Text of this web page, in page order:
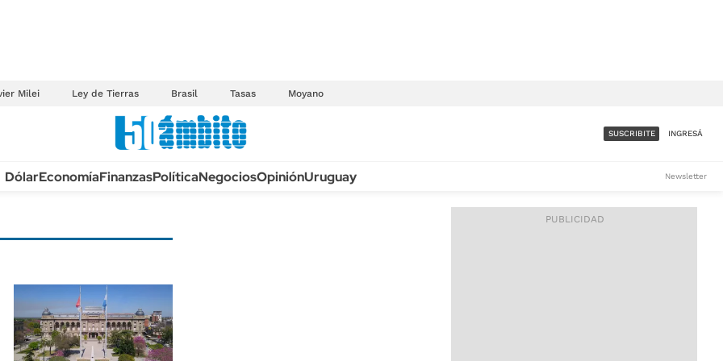
Milei Ley de Tierras Brasil Tasas Moyano
TECNOLOGÍA
OPINIÓN
INFORMACIÓN GENERAL
ESPECTÁCULOS
DEPORTES
ACCESO FULL - $1.800/MES
SUSCRIBITE INGRESÁ
DólarEconomíaFinanzasPolíticaNegociosOpiniónUruguay Newsletter